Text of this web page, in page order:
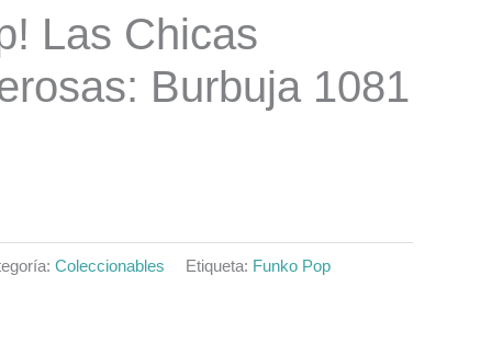
Las Chicas
Burbuja 1081
Coleccionables Etiqueta: Funko Pop